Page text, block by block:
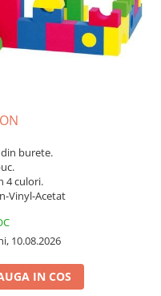
burete.
4 culori.
Vinyl-Acetat
10.08.2026
IN COS